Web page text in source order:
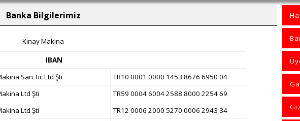
Banka Bilgilerimiz
Kınay Makina
IBAN
San Tic Ltd Şti
TR10 0001 0000 1453 8676 6950 04
Ltd Şti
TR59 0004 6004 2588 8000 2254 69
Ltd Şti
TR12 0006 2000 5270 0006 2943 34